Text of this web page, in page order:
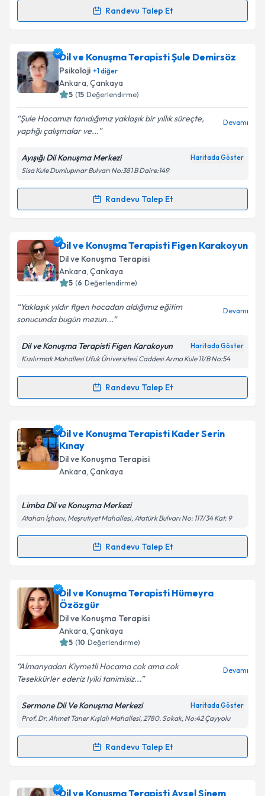
Randevu Talep Et
Randevu Takvimi Talebi
Dil ve Konuşma Terapisti Elif Özeriçin randevu
takvimi talebi oluşturun. Size bu uzmandan randevu
almanız için bir takvim hazırlandığında e-posta ile
bilgilendireceğiz.
E-posta Adresiniz
Kişisel verilerimin işlenmesine ilişkin
Metni'ni okudum ve kişisel verilerimin belirtilen
kapsamda işlenmesini kabul ediyorum.
Dil ve Konuşma Terapisti Şule Demirsöz
Psikoloji +1diğer
Ankara, Çankaya
5 (15 Değerlendirme)
Şule Hocamızı tanıdığımız yaklaşık bir yıllık süreçte,
yaptığı çalışmalar ve...
Devamı
Ayışığı Dil Konuşma Merkezi Haritada Göster
Sisa Kule Dumlupınar Bulvarı No:381 B Daire:149
Randevu Talep Et
Randevu Takvimi Talebi
Dil ve Konuşma Terapisti Şule Demirsöziçin
randevu takvimi talebi oluşturun. Size bu uzmandan
randevu almanız için bir takvim hazırlandığında e-
posta ile bilgilendireceğiz.
E-posta Adresiniz
Kişisel verilerimin işlenmesine ilişkinAydınlatma
Metni'ni okudum ve kişisel verilerimin belirtilen
kapsamda işlenmesini kabul ediyorum.
Dil ve Konuşma Terapisti Figen Karakoyun
Dil ve Konuşma Terapisi
Ankara, Çankaya
5 (6 Değerlendirme)
Yaklaşık yıldır figen hocadan aldığımız eğitim
sonucunda bugün mezun...
Devamı
Dil ve Konuşma Terapisti Figen Karakoyun Haritada Göster
Kızılırmak Mahallesi Ufuk Üniversitesi Caddesi Arma Kule 11/B No:54
Randevu Talep Et
Randevu Takvimi Talebi
Dil ve Konuşma Terapisti Figen Karakoyuniçin
randevu takvimi talebi oluşturun. Size bu uzmandan
randevu almanız için bir takvim hazırlandığında e-
posta ile bilgilendireceğiz.
Kişisel verilerimin işlenmesine ilişkin
Takvim Talebini Gönder
Dil ve Konuşma Terapisti Kader Serin
Kınay
Dil ve Konuşma Terapisi
Ankara, Çankaya
Limba Dil ve Konuşma Merkezi
Atahan İşhanı, Meşrutiyet Mahallesi, Atatürk Bulvarı No: 117/34 Kat: 9
Randevu Talep Et
Randevu Takvimi Talebi
Dil ve Konuşma Terapisti Kader Serin Kınay
randevu takvimi talebi oluşturun. Size bu uzmandan
randevu almanız için bir takvim hazırlandığında e-
posta ile bilgilendireceğiz.
Kişisel verilerimin işlenmesine ilişkin
Aydınlatma
Metni'ni okudum ve kişisel verilerimin belirtilen
kapsamda işlenmesini kabul ediyorum.
Dil ve Konuşma Terapisti Hümeyra
Özözgür
Dil ve Konuşma Terapisi
Ankara, Çankaya
5 (10 Değerlendirme)
Almanyadan Kiymetli Hocama cok ama cok
Tesekkürler ederiz Iyiki tanimisiz...
Devamı
Sermone Dil Ve Konuşma Merkezi Haritada Göster
Prof. Dr. Ahmet Taner Kışlalı Mahallesi, 2780. Sokak, No:42 Çayyolu
Randevu Talep Et
Randevu Takvimi Talebi
Dil ve Konuşma Terapisti Hümeyra Özözgüriçin
Dil ve Konuşma Terapisti Aysel Sinem